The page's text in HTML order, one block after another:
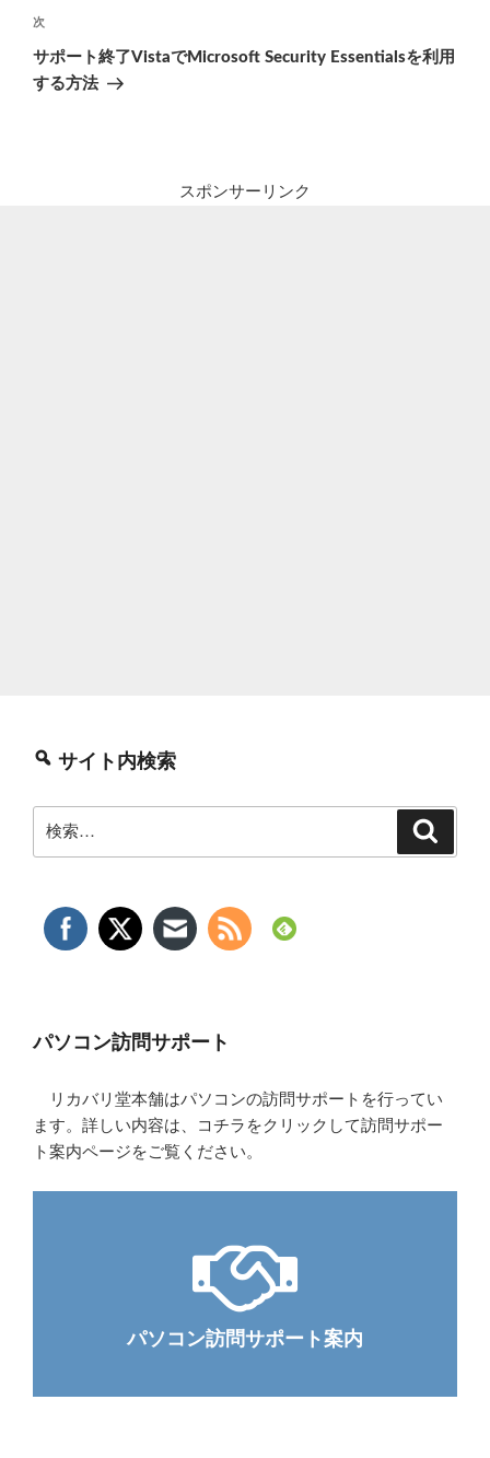
ゲ
ー
シ
次
の
投
次
サポート終了VistaでMicrosoft Security Essentialsを利用
する方法
スポンサーリンク
サイト内検索
索:
パソコン訪問サポート
リカバリ堂本舗はパソコンの訪問サポートを行ってい
ます。詳しい内容は、コチラをクリックして訪問サポー
ト案内ページをご覧ください。
パソコン訪問サポート案内